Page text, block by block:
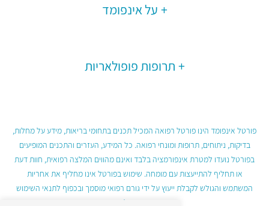
על אינפומד
תרופות פופולאריות
פורטל אינפומד הינו פורטל רפואה המכיל תכנים בתחומי בריאות, מידע על מחלות,
בדיקות, ניתוחים, תרופות ומונחי רפואה. כל המידע, העזרים והתכנים המופיעים
בפורטל נועדו למטרת אינפורמציה בלבד ואינם מהווים המלצה רפואית, חוות דעת
או תחליף להתייעצות עם מומחה. שימוש בפורטל אינו מחליף את אחריות
המשתמש והגולש לקבלת ייעוץ על ידי גורם רפואי מוסמך ובכפוף לתנאי השימוש
בפורטל.